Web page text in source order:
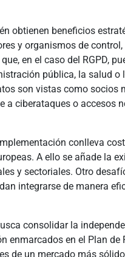
obtienen beneficios
y organismos de
en el caso del RGPD,
pública, la salud o
son vistas como socios
ciberataques o accesos
conlleva
A ello se añade la
y sectoriales. Otro
integrarse de manera
consolidar la
en el Plan de
de un mercado más